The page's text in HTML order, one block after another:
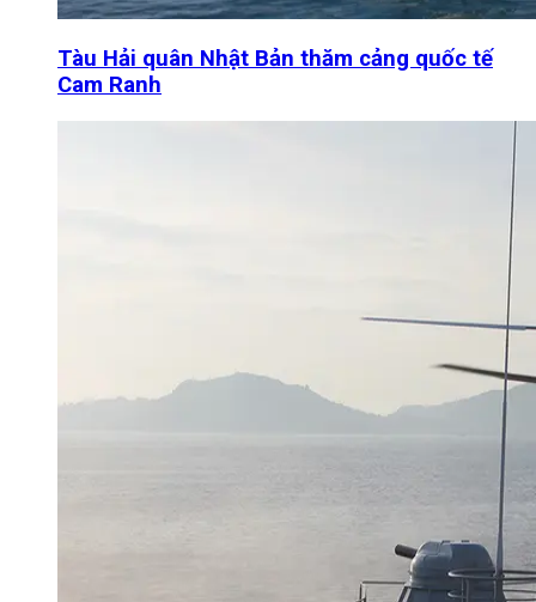
Tàu Hải quân Nhật Bản thăm cảng quốc tế
Cam Ranh